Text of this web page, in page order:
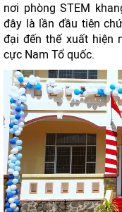
nơi phòng STEM
đây là lần đầu tiên
đại đến thế xuất hiện
cực Nam Tổ quốc.